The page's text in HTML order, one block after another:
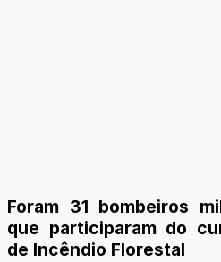
Foram 31 bombeiros
que participaram do
de Incêndio Florestal